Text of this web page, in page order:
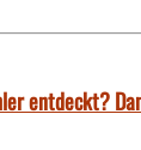
entdeckt?